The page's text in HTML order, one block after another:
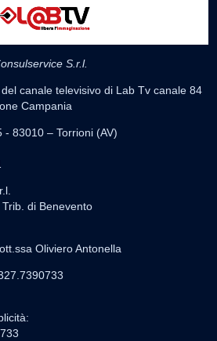
S.r.l.
canale televisivo di Lab Tv canale 84
Campania
- 83010 – Torrioni (AV)
di Benevento
Oliviero Antonella